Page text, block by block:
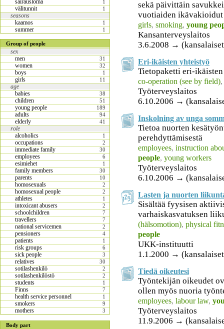
1
välitunnit 1
seasons
kaamos
1
summer 1
Group of people
sex
men
31
women 32
boys 1
girls 11
age
babies
38
children 51
young people 189
adults 94
elderly 41
role
alcoholics
1
occupations 2
immediate family 30
employees 6
esimiehet 1
family members 30
parents 10
homosexuals 2
homosexual people 2
athletes 1
intoxicant abusers 2
schoolchildren 7
travellers 7
national servicemen 2
pensioners 4
patients 1
risk groups 6
sick people 3
relatives 30
sotilashenkilö 2
sotilashenkilöstö 2
students 1
Finns 7
health service personnel 1
smokers 9
mothers 3
Body part
sekä päivittäin
vuotiaiden ikävakioidut
girls, smoking, young
Kansanterveyslaitos
3.6.2008 →
Eri-ikäisten yhteistyö
Tietopaketti eri-
co-operation (see by field),
Työterveyslaitos
6.10.2006 →
Inskolning av unga
Tietoa nuorten
perehdyttämisestä
employees, instruction
people, young workers
Työterveyslaitos
6.10.2006 →
Lasten ja nuorten
Sisältää fyysisen
varhaiskasvatuksen
(hälsomotion), physical
people
UKK-instituutti
1.1.2000 →
Tiedä oikeutesi
Työntekijän oikeudet
ollen myös nuoria
employees, labour law,
Työterveyslaitos
11.9.2006 →